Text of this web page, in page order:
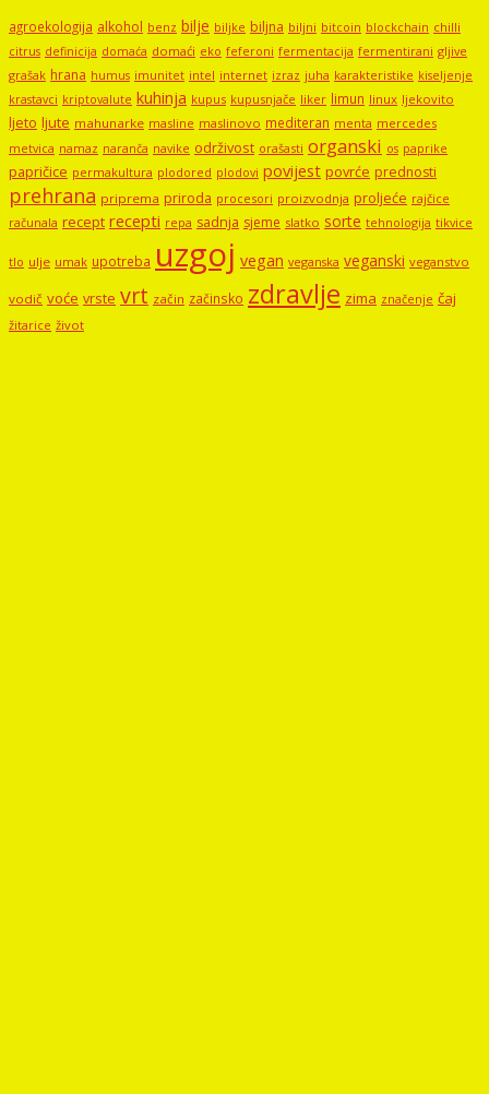
agroekologija alkohol benz bilje biljke biljna biljni bitcoin blockchain chilli
citrus definicija domaća domaći eko feferoni fermentacija fermentirani gljive
grašak hrana humus imunitet intel internet izraz juha karakteristike kiseljenje
krastavci kriptovalute kuhinja kupus kupusnjače liker limun linux ljekovito
ljeto ljute mahunarke masline maslinovo mediteran menta mercedes
metvica namaz naranča navike održivost orašasti organski os paprike
papričice permakultura plodored plodovi povijest povrće prednosti
prehrana priprema priroda procesori proizvodnja proljeće rajčice
računala recept recepti repa sadnja sjeme slatko sorte tehnologija tikvice
tlo ulje umak upotreba uzgoj vegan veganska veganski veganstvo
vodič voće vrste vrt začin začinsko zdravlje zima značenje čaj
žitarice život